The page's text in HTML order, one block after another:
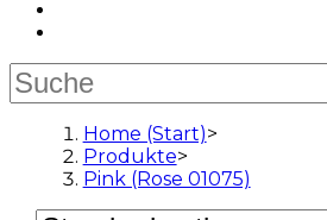
Home (Start)>
Produkte>
Pink (Rose 01075)